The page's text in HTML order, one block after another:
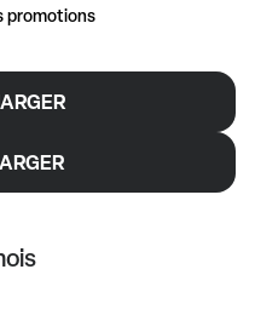
promotions